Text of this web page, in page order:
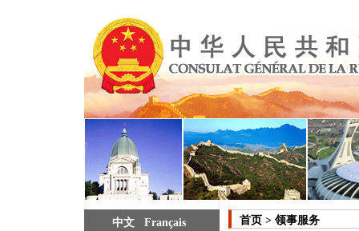
中文
Français
首页 > 领事服务